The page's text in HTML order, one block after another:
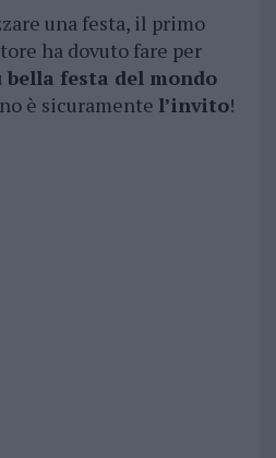
una festa, il primo
ha dovuto fare per
festa del mondo
è sicuramente l’invito!